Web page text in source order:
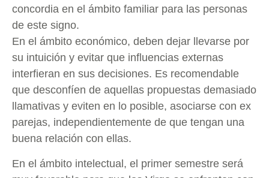
concordia en el ámbito familiar para las personas
de este signo.
En el ámbito económico, deben dejar llevarse por
su intuición y evitar que influencias externas
interfieran en sus decisiones. Es recomendable
que desconfíen de aquellas propuestas demasiado
llamativas y eviten en lo posible, asociarse con ex
parejas, independientemente de que tengan una
buena relación con ellas.
En el ámbito intelectual, el primer semestre será